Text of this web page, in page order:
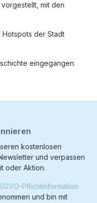
mit den
Hotspots der Stadt
eingegangen.
kostenlosen
und verpassen
oder Aktion.
Pflichtinformation
und bin mit